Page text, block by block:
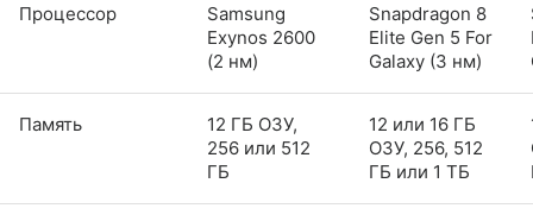
Процессор
Samsung
Exynos 2600
(2 нм)
Snapdragon 8
Elite Gen 5 For
Galaxy (3 нм)
Память
12 ГБ ОЗУ,
256 или 512
ГБ
12 или 16 ГБ
ОЗУ, 256, 512
ГБ или 1 ТБ